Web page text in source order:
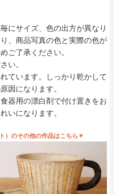
にサイズ、色の出方が異なり
、商品写真の色と実際の色が
ご了承ください。
い。
ています。しっかり乾かして
因になります。
器用の漂白剤で付け置きをお
いになります。
）のその他の作品はこちら▼